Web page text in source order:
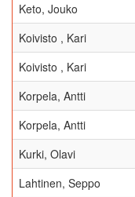
Keto, Jouko
Koivisto , Kari
Koivisto , Kari
Korpela, Antti
Korpela, Antti
Kurki, Olavi
Lahtinen, Seppo